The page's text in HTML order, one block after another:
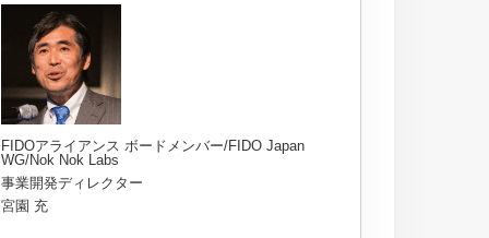
FIDOアライアンス ボードメンバー/FIDO Japan
WG/Nok Nok Labs
事業開発ディレクター
宮園 充